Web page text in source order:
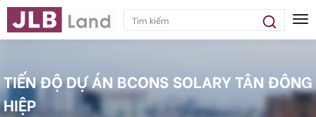
TIẾN ĐỘ DỰ ÁN BCONS SOLARY TÂN ĐÔNG
HIỆP